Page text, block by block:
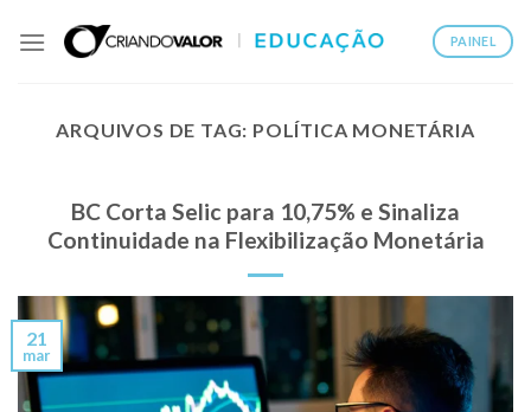
PAINEL
ARQUIVOS DE TAG: POLÍTICA MONETÁRIA
BC Corta Selic para 10,75% e Sinaliza
Continuidade na Flexibilização Monetária
21
mar